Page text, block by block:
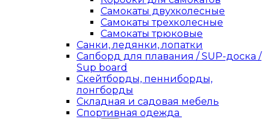
Самокаты двухколесные
Самокаты трехколесные
Самокаты трюковые
Санки, ледянки, лопатки
Сапборд для плавания / SUP-доска /
Sup board
Скейтборды, пенниборды,
лонгборды
Складная и садовая мебель
Спортивная одежда